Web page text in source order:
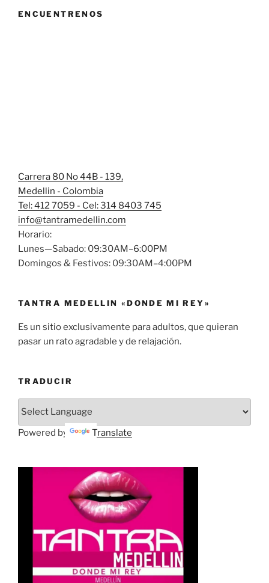
ENCUENTRENOS
Carrera 80 No 44B - 139,
Medellin - Colombia
Tel: 412 7059 - Cel: 314 8403 745
info@tantramedellin.com
Horario:
Lunes—Sabado: 09:30AM–6:00PM
Domingos & Festivos: 09:30AM–4:00PM
TANTRA MEDELLIN «DONDE MI REY»
Es un sitio exclusivamente para adultos, que quieran
pasar un rato agradable y de relajación.
TRADUCIR
Powered by Translate